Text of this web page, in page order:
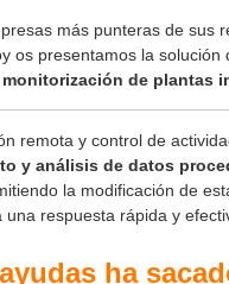
más punteras de sus
os presentamos la
monitorización de plantas
remota y control de
y análisis de datos
la modificación de
respuesta rápida y
ha